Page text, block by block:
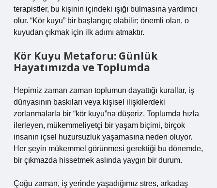
terapistler, bu kişinin içindeki ışığı bulmasına yardımcı
olur. “Kör kuyu” bir başlangıç olabilir; önemli olan, o
kuyudan çıkmak için ilk adımı atmaktır.
Kör Kuyu Metaforu: Günlük
Hayatımızda ve Toplumda
Hepimiz zaman zaman toplumun dayattığı kurallar, iş
dünyasının baskıları veya kişisel ilişkilerdeki
zorlanmalarla bir “kör kuyu”na düşeriz. Toplumda hızla
ilerleyen, mükemmeliyetçi bir yaşam biçimi, birçok
insanın içsel huzursuzluk yaşamasına neden oluyor.
Her şeyin mükemmel görünmesi gerektiği bu dönemde,
bir çıkmazda hissetmek aslında yaygın bir durum.
Çoğu zaman, iş yerinde yaşadığımız stres, arkadaş